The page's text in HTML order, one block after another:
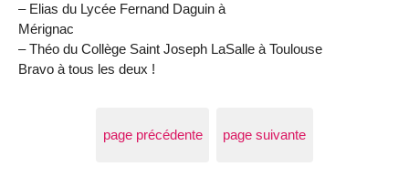
– Elias du Lycée Fernand Daguin à
Mérignac
– Théo du Collège Saint Joseph LaSalle à Toulouse
Bravo à tous les deux !
page précédente page suivante